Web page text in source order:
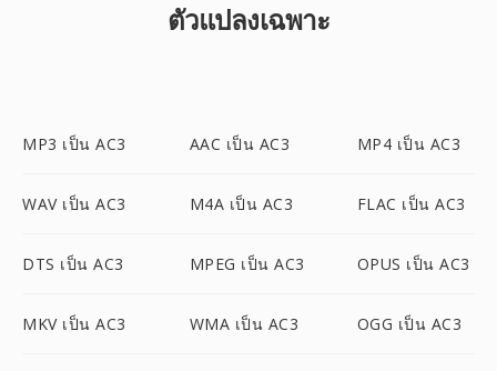
ตัวแปลงเฉพาะ
MP3 เป็น AC3 AAC เป็น AC3 MP4 เป็น AC3
WAV เป็น AC3 M4A เป็น AC3 FLAC เป็น AC3
DTS เป็น AC3 MPEG เป็น AC3 OPUS เป็น AC3
MKV เป็น AC3 WMA เป็น AC3 OGG เป็น AC3